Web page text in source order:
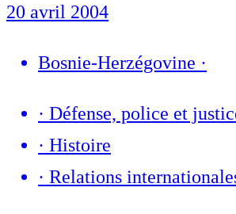
20 avril 2004
Bosnie-Herzégovine ·
· Défense, police et
· Histoire
· Relations